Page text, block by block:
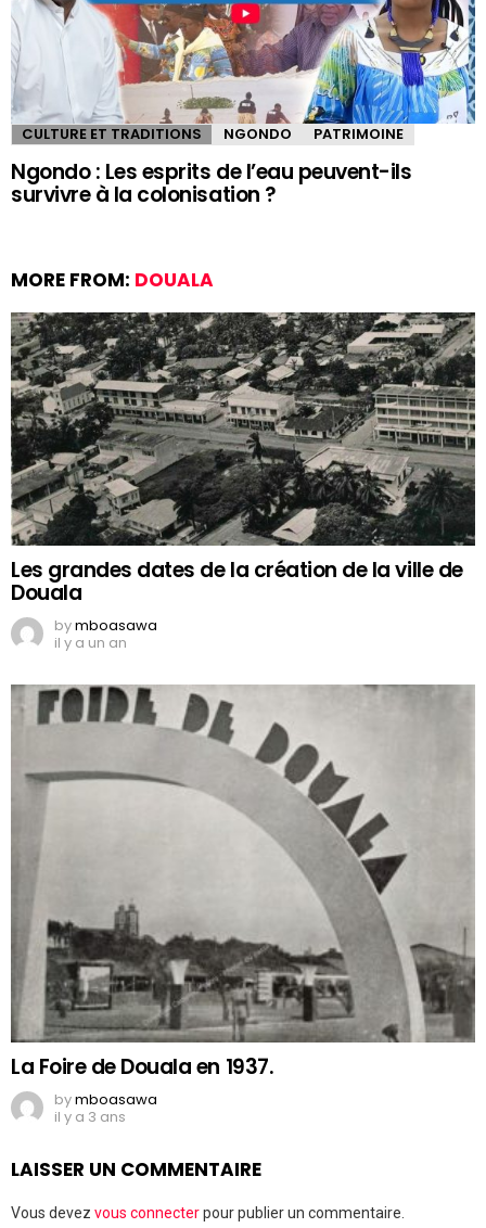
CULTURE ET TRADITIONS NGONDO PATRIMOINE
Ngondo : Les esprits de l’eau peuvent-ils
survivre à la colonisation ?
MORE FROM: DOUALA
Les grandes dates de la création de la ville de
Douala
bymboasawa
il y a un an
La Foire de Douala en 1937.
bymboasawa
il y a 3 ans
LAISSER UN COMMENTAIRE
Vous devez vous connecterpour publier un commentaire.